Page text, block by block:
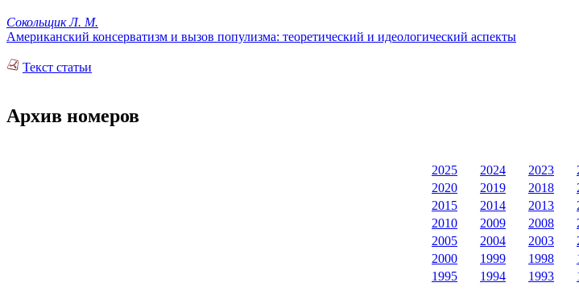
Сокольщик Л. М.
Американский консерватизм и вызов популизма: теоретический и идеологический аспекты
Текст статьи
Архив номеров
2025
2024 2023
2020
2019 2018
2015
2014 2013
2010
2009 2008
2005
2004 2003
2000
1999 1998
1995
1994 1993